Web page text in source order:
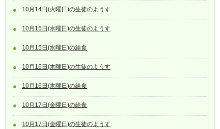
10月14日(火曜日)の生徒のようす
10月15日(水曜日)の生徒のようす
10月15日(水曜日)の給食
10月16日(木曜日)の生徒のようす
10月16日(木曜日)の給食
10月17日(金曜日)の給食
10月17日(金曜日)の生徒のようす